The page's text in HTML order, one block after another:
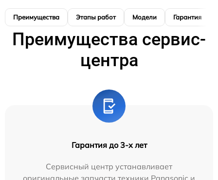
Преимущества Этапы работ Модели Гарантия
Преимущества сервис-
центра
Гарантия до 3-х лет
Сервисный центр устанавливает
оригинальные запчасти техники Panasonic и